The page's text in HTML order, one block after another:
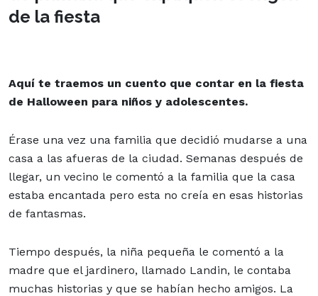
de la fiesta
Aquí te traemos un cuento que contar en la fiesta
de Halloween para niños y adolescentes.
Érase una vez una familia que decidió mudarse a una
casa a las afueras de la ciudad. Semanas después de
llegar, un vecino le comentó a la familia que la casa
estaba encantada pero esta no creía en esas historias
de fantasmas.
Tiempo después, la niña pequeña le comentó a la
madre que el jardinero, llamado Landin, le contaba
muchas historias y que se habían hecho amigos. La